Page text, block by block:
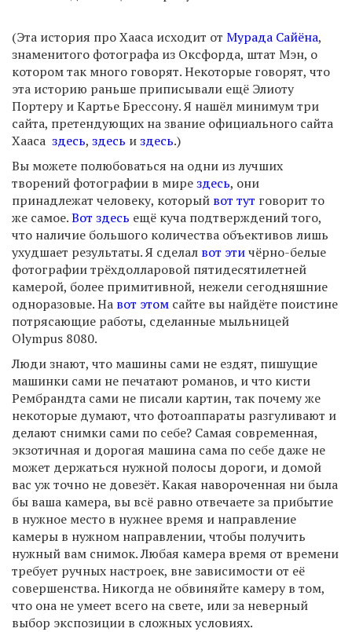
(Эта история про Хааса исходит от Мурада Сайёна,
знаменитого фотографа из Оксфорда, штат Мэн, о
котором так много говорят. Некоторые говорят, что
эта историю раньше приписывали ещё Элиоту
Портеру и Картье Брессону. Я нашёл минимум три
сайта, претендующих на звание официального сайта
Хааса здесь, здесь издесь.)
Вы можете полюбоваться на одни из лучших
творений фотографии в мирездесь, они
принадлежат человеку, который вот тут говорит то
же самое.Вот здесь ещё куча подтверждений того,
что наличие большого количества объективов лишь
ухудшает результаты. Я сделал вот этичёрно-белые
фотографии трёхдолларовой пятидесятилетней
камерой, более примитивной, нежели сегодняшние
одноразовые. На вот этом сайте вы найдёте поистине
потрясающие работы, сделанные мыльницей
Olympus 8080.
Люди знают, что машины сами не ездят, пишущие
машинки сами не печатают романов, и что кисти
Рембрандта сами не писали картин, так почему же
некоторые думают, что фотоаппараты разгуливают и
делают снимки сами по себе? Самая современная,
экзотичная и дорогая машина сама по себе даже не
может держаться нужной полосы дороги, и домой
вас уж точно не довезёт. Какая навороченная ни была
бы ваша камера, вы всё равно отвечаете за прибытие
в нужное место в нужнее время и направление
камеры в нужном направлении, чтобы получить
нужный вам снимок. Любая камера время от времени
требует ручных настроек, вне зависимости от её
совершенства. Никогда не обвиняйте камеру в том,
что она не умеет всего на свете, или за неверный
выбор экспозиции в сложных условиях.